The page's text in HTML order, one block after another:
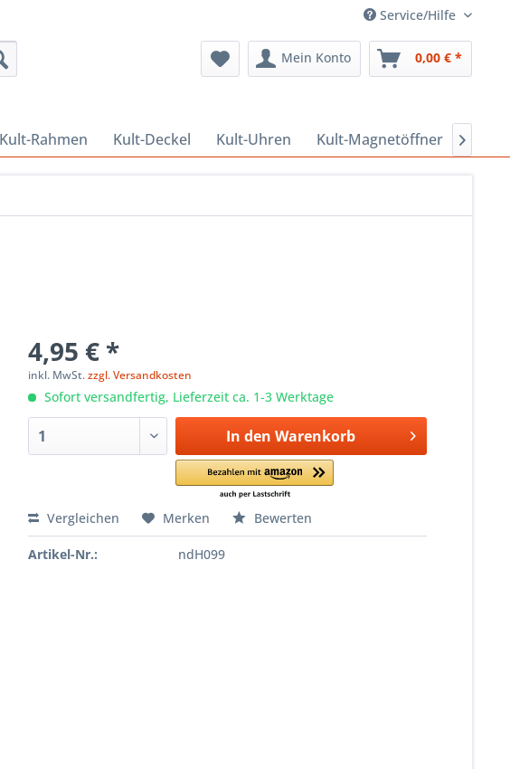
Service/Hilfe
Mein Konto 0,00 € *
Kult-Rahmen Kult-Deckel Kult-Uhren Kult-Magnetöffner 
4,95 € *
inkl. MwSt.zzgl. Versandkosten
Sofort versandfertig, Lieferzeit ca. 1-3 Werktage
In den Warenkorb
Vergleichen Merken Bewerten
Artikel-Nr.: ndH099